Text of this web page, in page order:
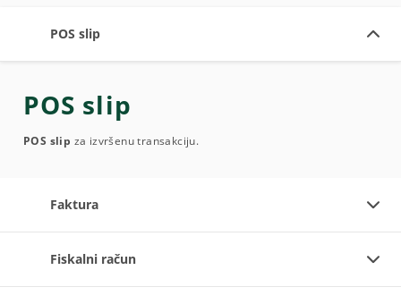
POS slip
POS slip
POS slip za izvršenu transakciju.
Faktura
Fiskalni račun